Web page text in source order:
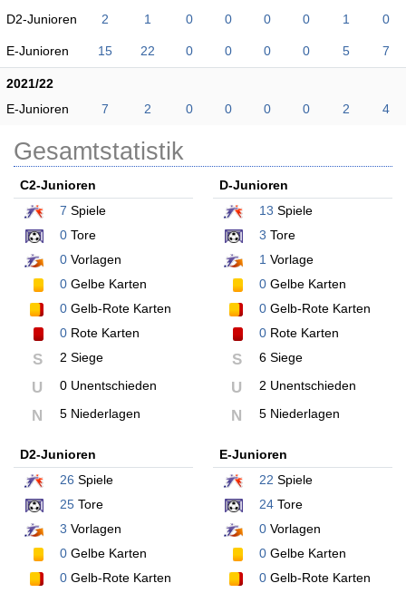
D2-Junioren 2 1 0 0 0 0 1 0
E-Junioren 15 22 0 0 0 0 5 7
2021/22
E-Junioren
7 2 0 0 0 0 2 4
Gesamtstatistik
C2-Junioren
7 Spiele
0 Tore
0 Vorlagen
0 Gelbe Karten
0 Gelb-Rote Karten
0 Rote Karten
S 2 Siege
U 0 Unentschieden
N 5 Niederlagen
D-Junioren
13 Spiele
3 Tore
1 Vorlage
0Gelbe Karten
0Gelb-Rote Karten
0Rote Karten
S 6 Siege
U 2 Unentschieden
N 5 Niederlagen
D2-Junioren
26 Spiele
25 Tore
3 Vorlagen
0 Gelbe Karten
0 Gelb-Rote Karten
E-Junioren
22 Spiele
24Tore
0Vorlagen
0Gelbe Karten
0Gelb-Rote Karten